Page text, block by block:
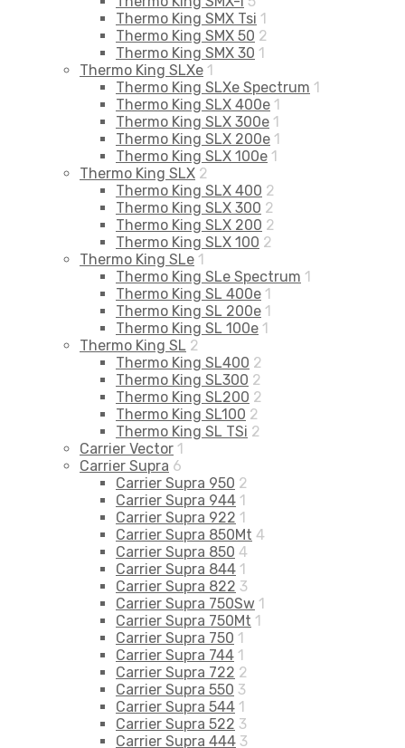
Thermo King SMX Tsi 1
Thermo King SMX 50 2
Thermo King SMX 30 1
Thermo King SLXe 1
Thermo King SLXe Spectrum 1
Thermo King SLX 400e 1
Thermo King SLX 300e 1
Thermo King SLX 200e 1
Thermo King SLX 100e 1
Thermo King SLX 2
Thermo King SLX 400 2
Thermo King SLX 300 2
Thermo King SLX 200 2
Thermo King SLX 100 2
Thermo King SLe 1
Thermo King SLe Spectrum 1
Thermo King SL 400e 1
Thermo King SL 200e 1
Thermo King SL 100e 1
Thermo King SL 2
Thermo King SL400 2
Thermo King SL300 2
Thermo King SL200 2
Thermo King SL100 2
Thermo King SL TSi 2
Carrier Vector 1
Carrier Supra 6
Carrier Supra 950 2
Carrier Supra 944 1
Carrier Supra 922 1
Carrier Supra 850Mt 4
Carrier Supra 850 4
Carrier Supra 844 1
Carrier Supra 822 3
Carrier Supra 750Sw 1
Carrier Supra 750Mt 1
Carrier Supra 750 1
Carrier Supra 744 1
Carrier Supra 722 2
Carrier Supra 550 3
Carrier Supra 544 1
Carrier Supra 522 3
Carrier Supra 444 3